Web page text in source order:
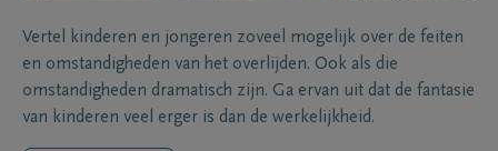
Vertel kinderen en jongeren zoveel mogelijk over de feiten
en omstandigheden van het overlijden. Ook als die
omstandigheden dramatisch zijn. Ga ervan uit dat de fantasie
van kinderen veel erger is dan de werkelijkheid.